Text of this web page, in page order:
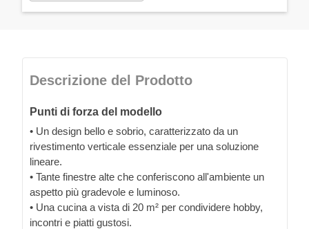
Descrizione del Prodotto
Punti di forza del modello
• Un design bello e sobrio, caratterizzato da un
rivestimento verticale essenziale per una soluzione
lineare.
• Tante finestre alte che conferiscono all'ambiente un
aspetto più gradevole e luminoso.
• Una cucina a vista di 20 m² per condividere hobby,
incontri e piatti gustosi.